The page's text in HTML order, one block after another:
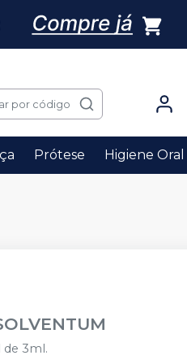
por código
Prótese Higiene Oral
de 3ml.